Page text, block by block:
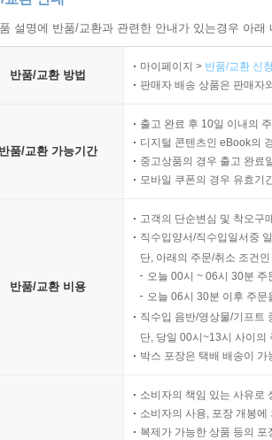
설명에 반품/교환과 관련한 안내가 있는경우 아
반품/교환 방법
마이페이지 > 반품/교환 신
판매자 배송 상품은 판매자
반품/교환 가능기간
출고 완료 후 10일 이내의
디지털 콘텐츠인 eBook의
중고상품의 경우 출고 완료
모바일 쿠폰의 경우 유효기
반품/교환 비용
고객의 단순변심 및 착오구
직수입양서/직수입일서중
단, 아래의 주문/취소 조건
오늘 00시 ~ 06시 30분
오늘 06시 30분 이후 주
직수입 음반/영상물/기프트
단, 당일 00시~13시 사이의
박스 포장은 택배 배송이
소비자의 책임 있는 사유로
소비자의 사용, 포장 개봉
복제가 가능한 상품 등의